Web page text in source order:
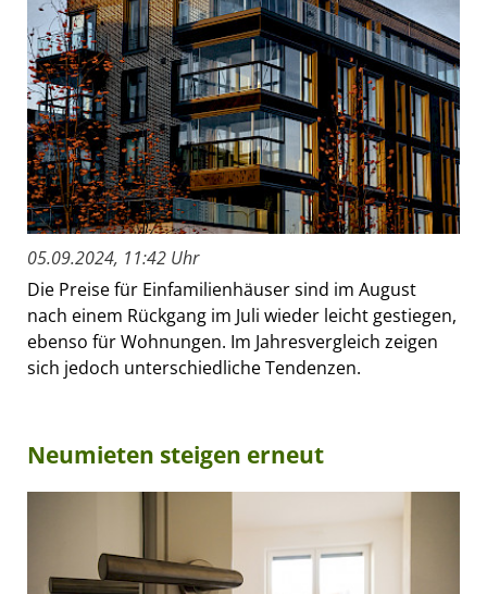
05.09.2024, 11:42 Uhr
Die Preise für Einfamilienhäuser sind im August
nach einem Rückgang im Juli wieder leicht gestiegen,
ebenso für Wohnungen. Im Jahresvergleich zeigen
sich jedoch unterschiedliche Tendenzen.
Neumieten steigen erneut